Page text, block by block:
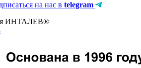
на нас в telegram
ИНТАЛЕВ®